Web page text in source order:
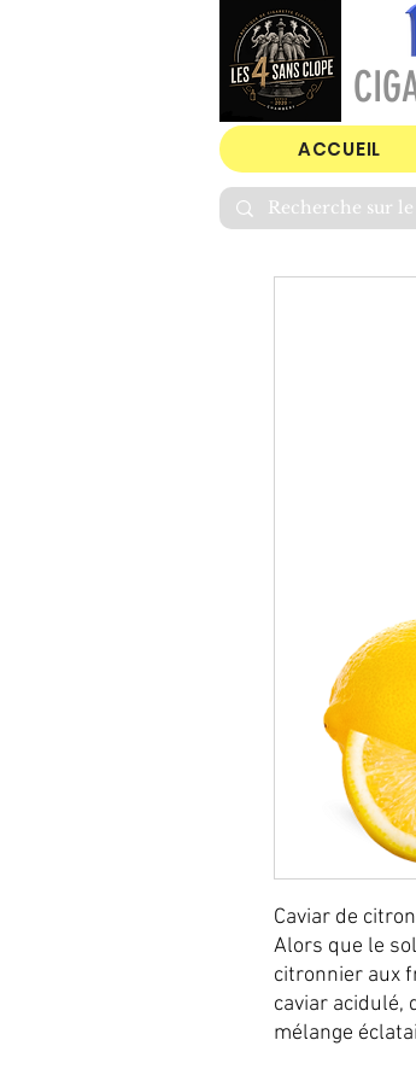
ACCUEIL
Caviar de
Alors que le
citronnier aux
caviar acidulé,
mélange